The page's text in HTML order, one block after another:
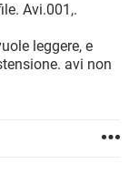
Avi.001,.
leggere, e
avi non